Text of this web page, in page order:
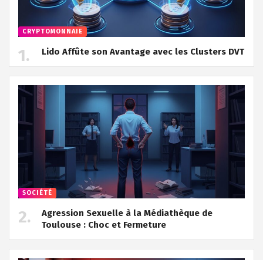
CRYPTOMONNAIE
Lido Affûte son Avantage avec les Clusters DVT
SOCIÉTÉ
Agression Sexuelle à la Médiathèque de
Toulouse : Choc et Fermeture